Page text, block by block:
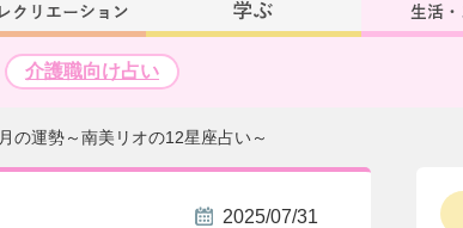
介護職向け占い
の運勢～南美リオの12星座占い～
2025/07/31